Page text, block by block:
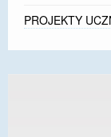
PROJEKTY